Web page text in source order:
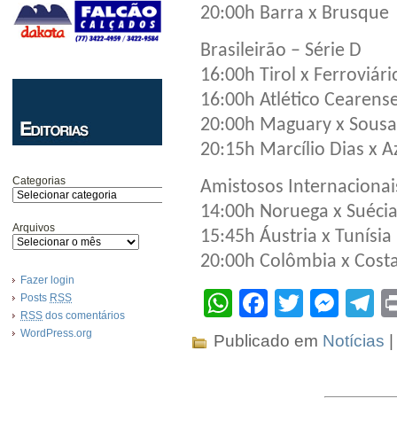
Categorias
Arquivos
Fazer login
Posts RSS
RSS dos comentários
WordPress.org
20:00h Barra x Brusque
Brasileirão – Série D
16:00h Tirol x
16:00h Atlético
20:00h Maguary x Sousa
20:15h Marcílio Dias x
Amistosos
14:00h Noruega x Suécia
15:45h Áustria x Tunísia
20:00h Colômbia x
WhatsApp
Facebook
Twitter
Publicado em Notícias